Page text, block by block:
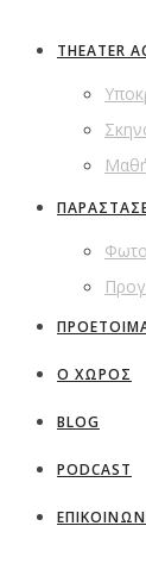
THEATER
Ο ΧΩΡΟΣ
BLOG
PODCAST